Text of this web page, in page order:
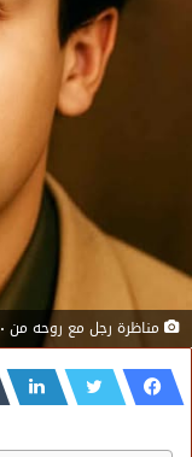
مناظرة رجل مع روحه من ٤٠٠٠ سنة